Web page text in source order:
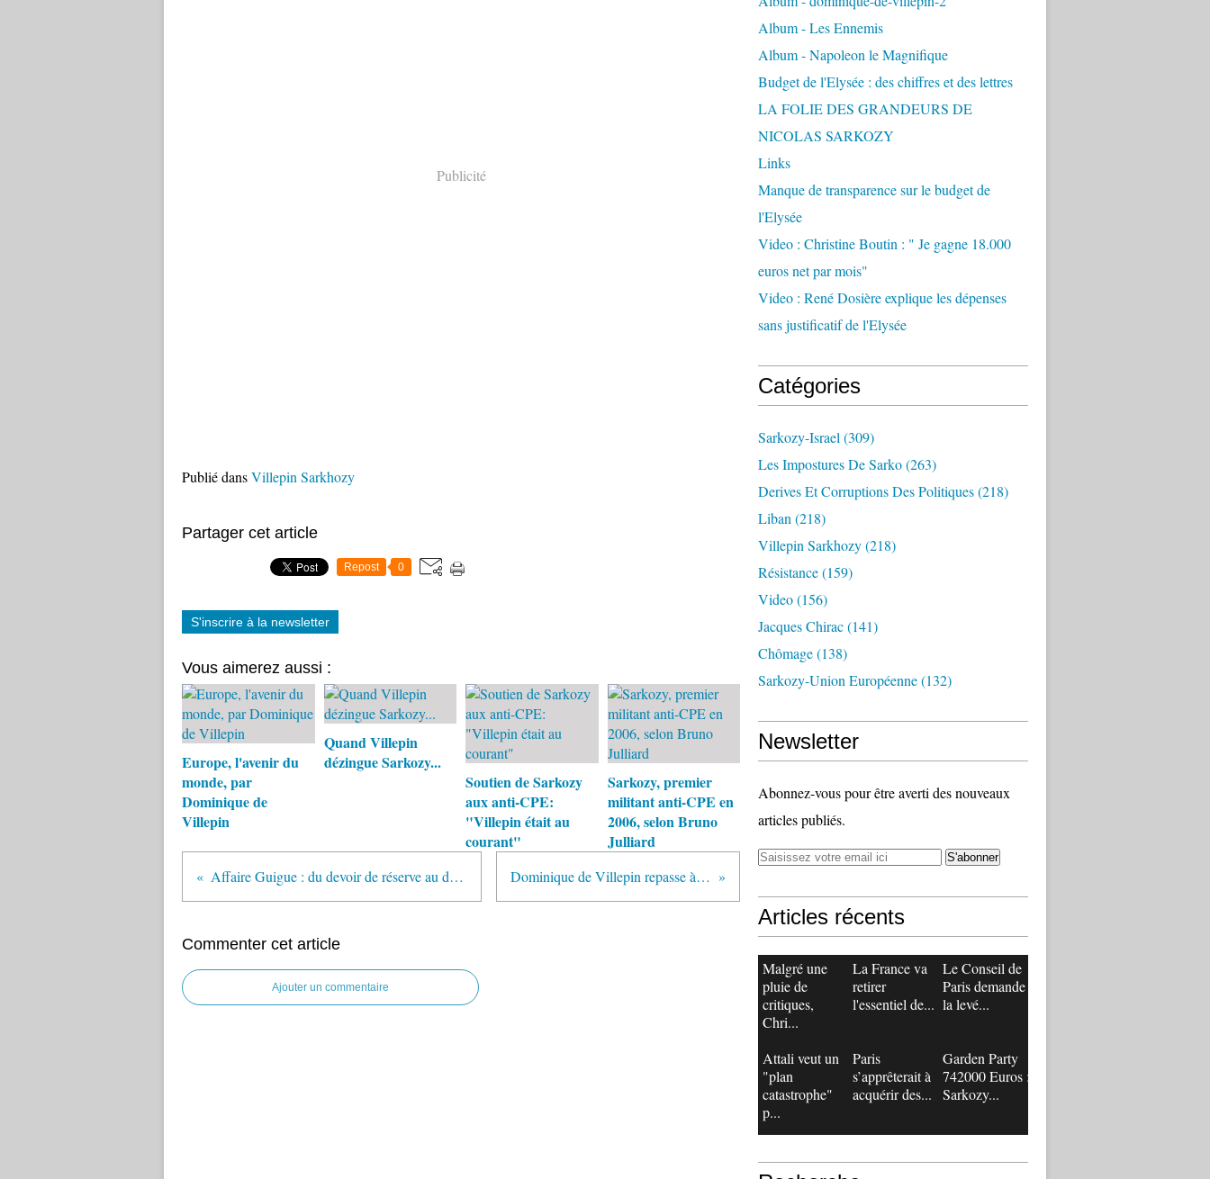
Publicité
Publié dansVillepin Sarkhozy
Partager cet article
Repost 0
S'inscrire à la newsletter
Vous aimerez aussi :
Europe, l'avenir du
monde, par
Dominique de
Villepin
Quand Villepin
dézingue Sarkozy...
Soutien de Sarkozy
aux anti-CPE:
"Villepin était au
courant"
Sarkozy, premier
militant anti-CPE en
2006, selon Bruno
Julliard
Affaire Guigue : du devoir de réserve au droit réservé… Dominique de Villepin repasse à l'offensive
Commenter cet article
Ajouter un commentaire
Album - Les Ennemis
Album - Napoleon le Magnifique
Budget de l'Elysée : des chiffres et des lettres
LA FOLIE DES GRANDEURS DE
NICOLAS SARKOZY
Links
Manque de transparence sur le budget de
l'Elysée
Video : Christine Boutin : " Je gagne 18.000
euros net par mois"
Video : René Dosière explique les dépenses
sans justificatif de l'Elysée
Catégories
Sarkozy-Israel (309)
Les Impostures De Sarko(263)
Derives Et Corruptions Des Politiques(218)
Liban (218)
Villepin Sarkhozy(218)
Résistance(159)
Video(156)
Jacques Chirac(141)
Chômage(138)
Sarkozy-Union Européenne(132)
Newsletter
Abonnez-vous pour être averti des nouveaux
articles publiés.
Articles récents
Malgré une
pluie de
critiques,
Chri...
La France va
retirer
l'essentiel de...
Le Conseil de
Paris demande
la levé...
Attali veut un
"plan
catastrophe"
p...
Paris
s’apprêterait à
acquérir des...
Garden Party
742000 Euros :
Sarkozy...